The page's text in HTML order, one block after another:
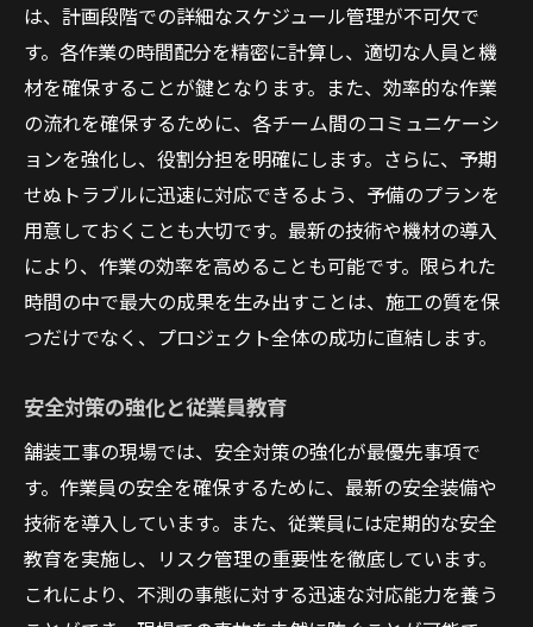
気候変動対策としての新技術導入
環境意識向上と持続可能な開発
地域ごとの気候特性を考慮した計画
舗装工事の現場で重要なチームワーク
現場での円滑なコミュニケーションの構築
役割分担の明確化と責任の共有
チーム全体でのスキル向上と教育
問題解決における一致団結の力
各メンバーの強みを活かしたアプローチ
は、計画段階での詳細なスケジュール管理が不可欠で
す。各作業の時間配分を精密に計算し、適切な人員と機
材を確保することが鍵となります。また、効率的な作業
の流れを確保するために、各チーム間のコミュニケーシ
ョンを強化し、役割分担を明確にします。さらに、予期
せぬトラブルに迅速に対応できるよう、予備のプランを
用意しておくことも大切です。最新の技術や機材の導入
により、作業の効率を高めることも可能です。限られた
時間の中で最大の成果を生み出すことは、施工の質を保
つだけでなく、プロジェクト全体の成功に直結します。
安全対策の強化と従業員教育
舗装工事の現場では、安全対策の強化が最優先事項で
す。作業員の安全を確保するために、最新の安全装備や
技術を導入しています。また、従業員には定期的な安全
教育を実施し、リスク管理の重要性を徹底しています。
これにより、不測の事態に対する迅速な対応能力を養う